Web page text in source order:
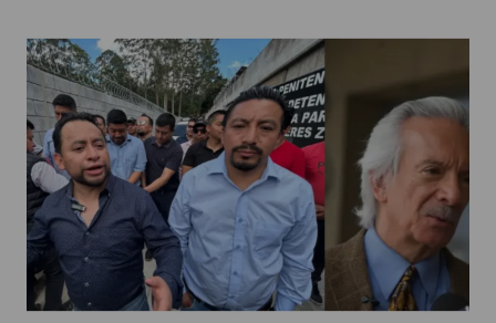
LOS EXLÍDERES INDÍGENAS LUIS PACHECO (I) Y HÉCTOR
CHACLÁN (C); Y EL PERIODISTA JOSÉ RUBÉN ZAMORA (D). /